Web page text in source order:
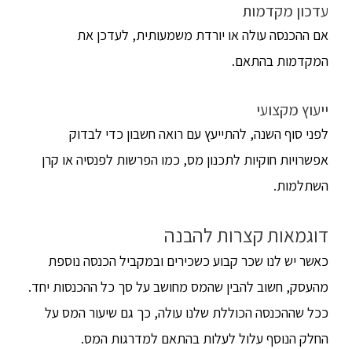
עדכון מקדמות
אם ההכנסה עולה או יורדת משמעותית, לעדכן את
המקדמות בהתאם.
ייעוץ מקצועי
לפני סוף השנה, להתייעץ עם רואה חשבון כדי לבדוק
אפשרויות חוקיות לתכנון מס, כמו הפרשות לפנסיה או קרן
השתלמות.
דוגמאות קצרות להבנה
כאשר יש לנו שכר קבוע כשכירים ובמקביל הכנסה נוספת
מהעסק, חשוב להבין שהמס מחושב על סך כל ההכנסות יחד.
ככל שההכנסה הכוללת שלנו עולה, כך גם שיעור המס על
החלק הנוסף עלול לעלות בהתאם למדרגות המס.